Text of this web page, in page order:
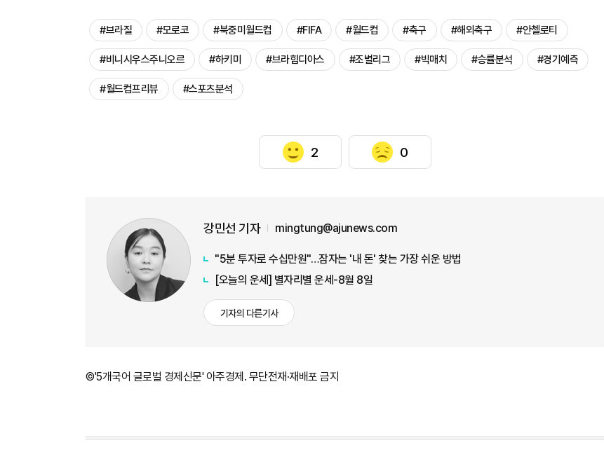
#브라질 #모로코 #북중미월드컵 #FIFA #월드컵 #축구 #해외축구 #안첼로티
#비니시우스주니오르 #하키미 #브라힘디아스 #조별리그 #빅매치 #승률분석 #경기예측
#월드컵프리뷰 #스포츠분석
2 0
강민선 기자 mingtung@ajunews.com
"5분 투자로 수십만원"…잠자는 '내 돈' 찾는 가장 쉬운 방법
[오늘의 운세] 별자리별 운세-8월 8일
기자의 다른기사
©'5개국어 글로벌 경제신문' 아주경제. 무단전재·재배포 금지